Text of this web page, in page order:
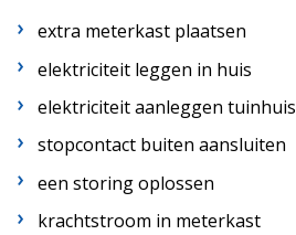
extra meterkast plaatsen
elektriciteit leggen in huis
elektriciteit aanleggen tuinhuis
stopcontact buiten aansluiten
een storing oplossen
krachtstroom in meterkast